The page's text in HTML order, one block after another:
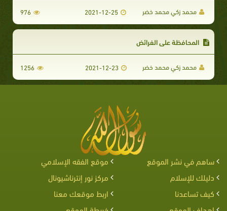
محمد زكي محمد خضر 2021-12-25
976
المحافظة على الفرائض
محمد زكي محمد خضر 2021-12-23
1256
ساهم في نشر الموقع
موقع الفقه الإسلامي
دليلك للإسلام
مركز نور إنترناشيونال
كيف تساعدنا
اربط موقعك معنا